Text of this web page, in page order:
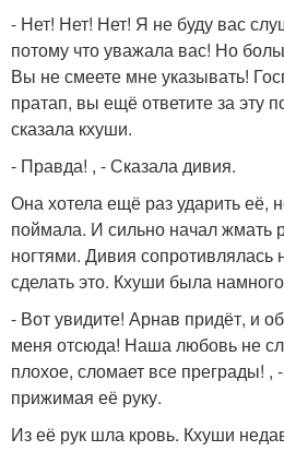
- Нет! Нет! Нет! Я не буду вас
потому что уважала вас! Но
Вы не смеете мне указывать!
пратап, вы ещё ответите за эту
сказала кхуши.
- Правда! , - Сказала дивия.
Она хотела ещё раз ударить её,
поймала. И сильно начал жмать
ногтями. Дивия сопротивлялась
сделать это. Кхуши была
- Вот увидите! Арнав придёт, и
меня отсюда! Наша любовь не
плохое, сломает все преграды! ,
прижимая её руку.
Из её рук шла кровь. Кхуши